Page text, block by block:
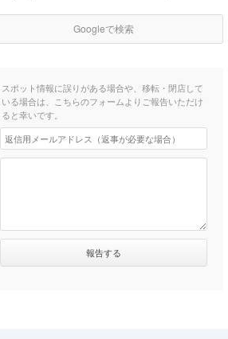
Googleで検索
スポット情報に誤りがある場合や、移転・閉店して
いる場合は、こちらのフォームよりご報告いただけ
ると幸いです。